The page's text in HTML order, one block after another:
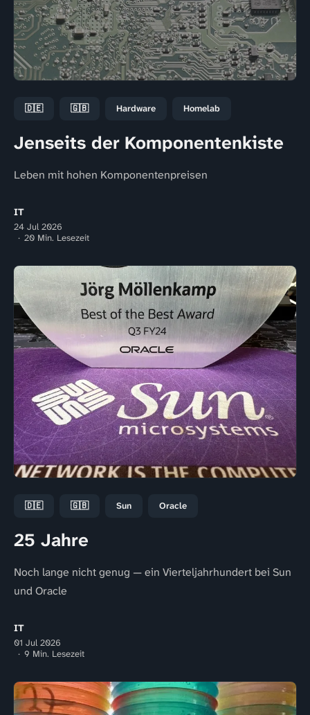
🇩🇪 🇬🇧 Hardware Homelab
Jenseits der Komponentenkiste
Leben mit hohen Komponentenpreisen
IT
24 Jul 2026
20 Min. Lesezeit
🇩🇪 🇬🇧 Sun Oracle
25 Jahre
Noch lange nicht genug — ein Vierteljahrhundert bei Sun
und Oracle
IT
01 Jul 2026
9 Min. Lesezeit